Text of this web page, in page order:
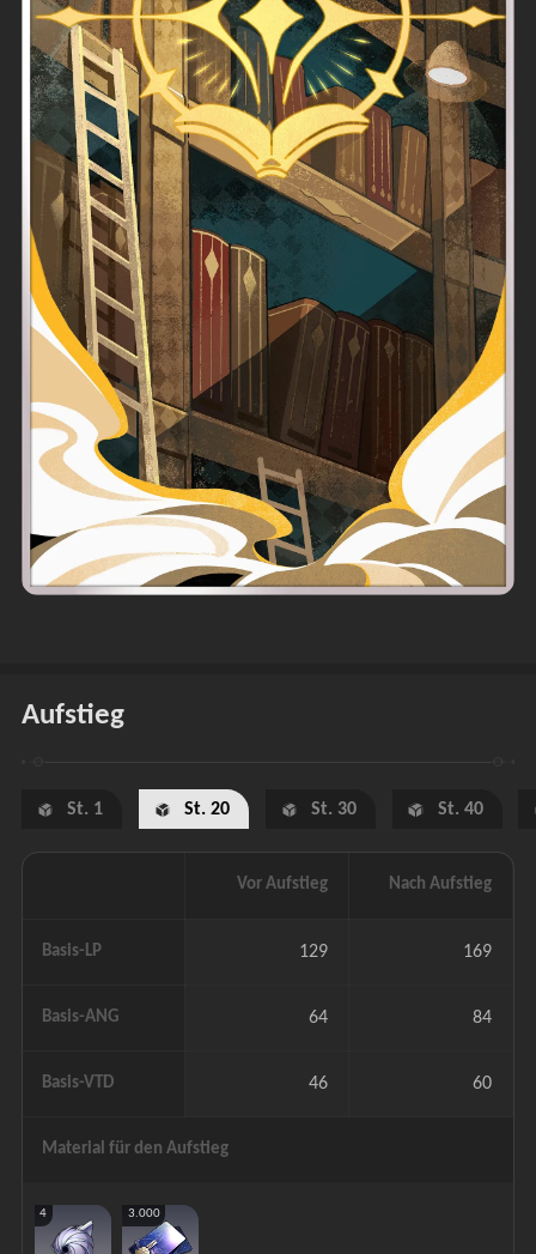
Aufstieg
St. 1 St. 20 St. 30 St. 40
Vor Aufstieg Nach Aufstieg
Basis-LP 129 169
Basis-ANG 64 84
Basis-VTD 46 60
Material für den Aufstieg
4 3.000